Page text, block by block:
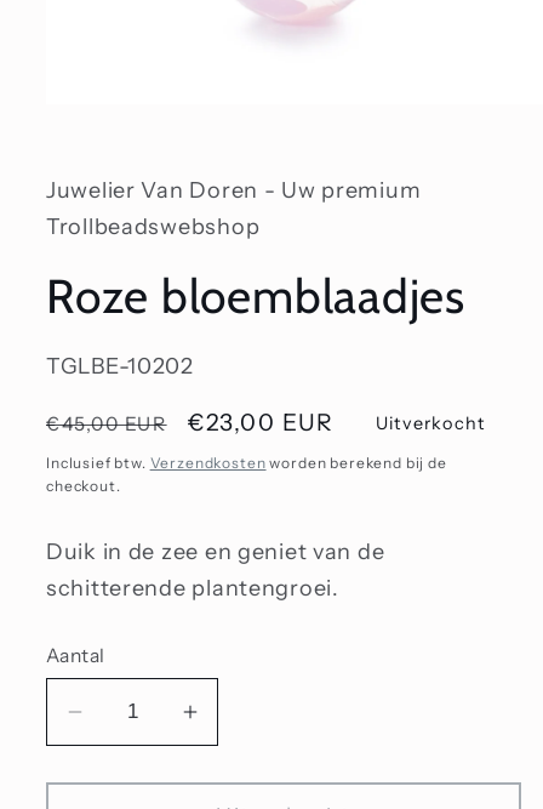
modaal
Juwelier Van Doren - Uw premium
Trollbeadswebshop
Roze bloemblaadjes
SKU:
TGLBE-10202
Normale
prijs
€45,00 EUR Aanbiedingsprijs
€23,00 EUR Uitverkocht
Inclusief btw. Verzendkosten worden berekend bij de
checkout.
Duik in de zee en geniet van de
schitterende plantengroei.
Aantal
Aantal
voor
Aantal
voor